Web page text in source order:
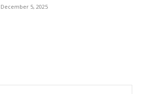
December 5, 2025